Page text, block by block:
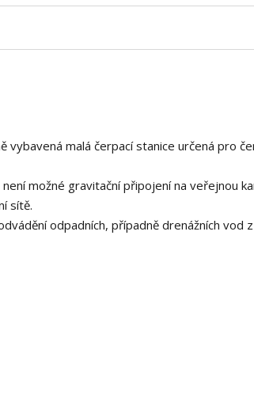
vybavená malá čerpací stanice určená pro
možné gravitační připojení na veřejnou
sítě.
odpadních, případně drenážních vod z